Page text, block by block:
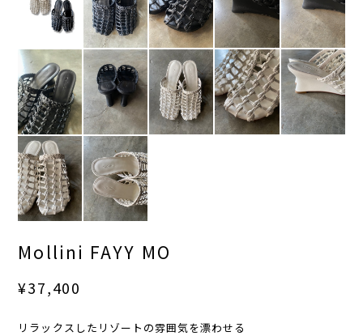
Mollini FAYY MO
¥37,400
リラックスしたリゾートの雰囲気を漂わせる